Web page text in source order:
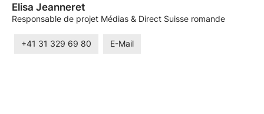
Elisa Jeanneret
Responsable de projet Médias & Direct Suisse romande
+41 31 329 69 80 E-Mail